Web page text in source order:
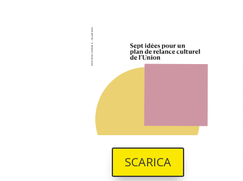
SCARICA